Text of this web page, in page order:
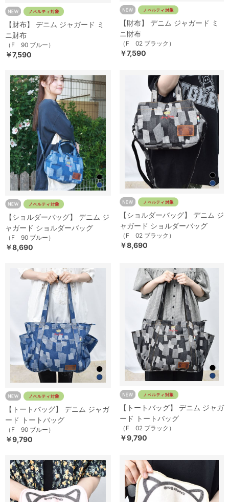
【財布】 デニム ジャガード ミ
ニ財布
（F 90 ブルー）
￥7,590
【財布】 デニム ジャガード ミ
ニ財布
（F 02 ブラック）
￥7,590
【ショルダーバッグ】 デニム ジ
ャガード ショルダーバッグ
（F 90 ブルー）
￥8,690
【ショルダーバッグ】 デニム ジ
ャガード ショルダーバッグ
（F 02 ブラック）
￥8,690
【トートバッグ】 デニム ジャガ
ード トートバッグ
（F 90 ブルー）
￥9,790
【トートバッグ】 デニム ジャガ
ード トートバッグ
（F 02 ブラック）
￥9,790